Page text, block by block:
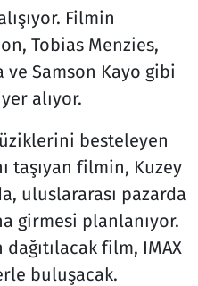
Filmin
Tobias Menzies,
Samson Kayo gibi
alıyor.
besteleyen
taşıyan filmin, Kuzey
uluslararası pazarda
girmesi planlanıyor.
film, IMAX
buluşacak.